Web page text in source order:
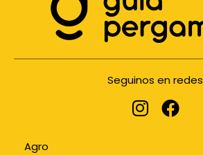
Seguinos en redes
Agro